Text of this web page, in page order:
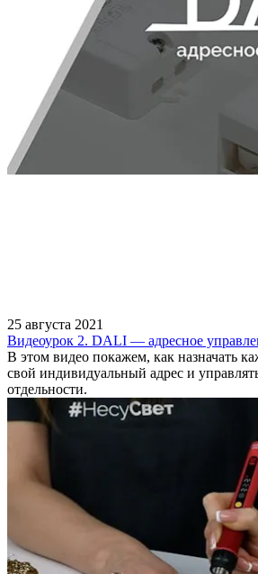
25 августа 2021
Видеоурок 2. DALI — адресное
В этом видео покажем, как назначать
свой индивидуальный адрес и
отдельности.